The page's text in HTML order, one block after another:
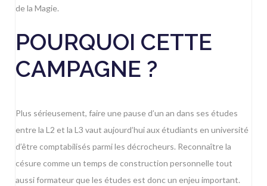
de la Magie.
POURQUOI CETTE
CAMPAGNE ?
Plus sérieusement, faire une pause d’un an dans ses études
entre la L2 et la L3 vaut aujourd’hui aux étudiants en université
d’être comptabilisés parmi les décrocheurs. Reconnaître la
césure comme un temps de construction personnelle tout
aussi formateur que les études est donc un enjeu important.